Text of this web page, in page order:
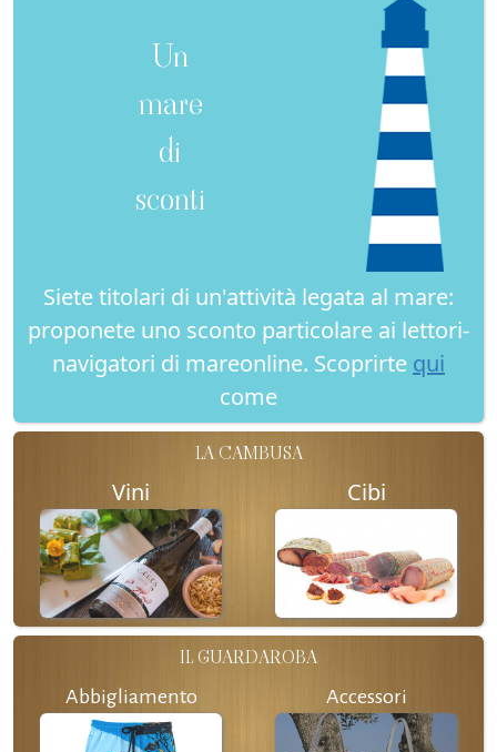
Un
mare
di
sconti
Siete titolari di un'attività legata al mare:
proponete uno sconto particolare ai lettori-
navigatori di mareonline. Scoprirte qui
come
LA CAMBUSA
Vini Cibi
IL GUARDAROBA
Abbigliamento Accessori